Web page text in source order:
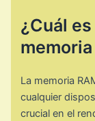
¿Cuál
memoria
La memoria
cualquier
crucial en el